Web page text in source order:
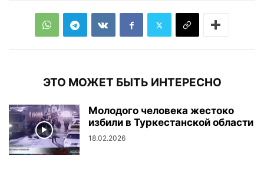
ЭТО МОЖЕТ БЫТЬ ИНТЕРЕСНО
Молодого человека жестоко
избили в Туркестанской области
18.02.2026